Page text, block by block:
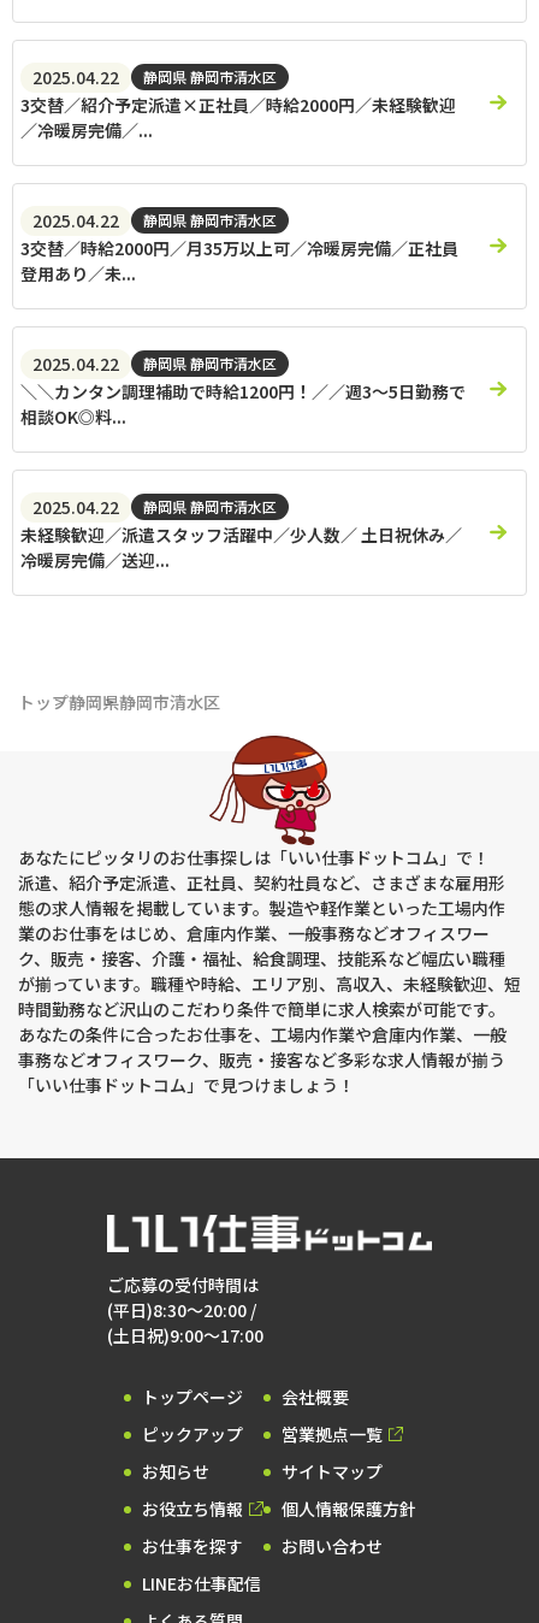
2025.04.22 静岡県 静岡市清水区
3交替／紹介予定派遣×正社員／時給2000円／未経験歓迎
／冷暖房完備／...
2025.04.22 静岡県 静岡市清水区
3交替／時給2000円／月35万以上可／冷暖房完備／正社員
登用あり／未...
2025.04.22 静岡県 静岡市清水区
＼＼カンタン調理補助で時給1200円！／／週3～5日勤務で
相談OK◎料...
2025.04.22 静岡県 静岡市清水区
未経験歓迎／派遣スタッフ活躍中／少人数／ 土日祝休み／
冷暖房完備／送迎...
トップ静岡県静岡市清水区
あなたにピッタリのお仕事探しは「いい仕事ドットコム」で！
派遣、紹介予定派遣、正社員、契約社員など、さまざまな雇用形
態の求人情報を掲載しています。製造や軽作業といった工場内作
業のお仕事をはじめ、倉庫内作業、一般事務などオフィスワー
ク、販売・接客、介護・福祉、給食調理、技能系など幅広い職種
が揃っています。職種や時給、エリア別、高収入、未経験歓迎、短
時間勤務など沢山のこだわり条件で簡単に求人検索が可能です。
あなたの条件に合ったお仕事を、工場内作業や倉庫内作業、一般
事務などオフィスワーク、販売・接客など多彩な求人情報が揃う
「いい仕事ドットコム」で見つけましょう！
ご応募の受付時間は
(平日)8:30～20:00 /
(土日祝)9:00～17:00
トップページ
ピックアップ
お知らせ
お役立ち情報
お仕事を探す
LINEお仕事配信
会社概要
営業拠点一覧
サイトマップ
個人情報保護方針
お問い合わせ